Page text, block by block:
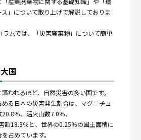
」について取り上げて解説しておりま
ラムでは、「災害廃棄物」について簡単
国
われるほど、自然災害の多い国です。
る日本の災害発生割合は、マグニチュ
％、活火山数7.0％、
額18.3％と、世界の0.25％の国土面積に
占めています。